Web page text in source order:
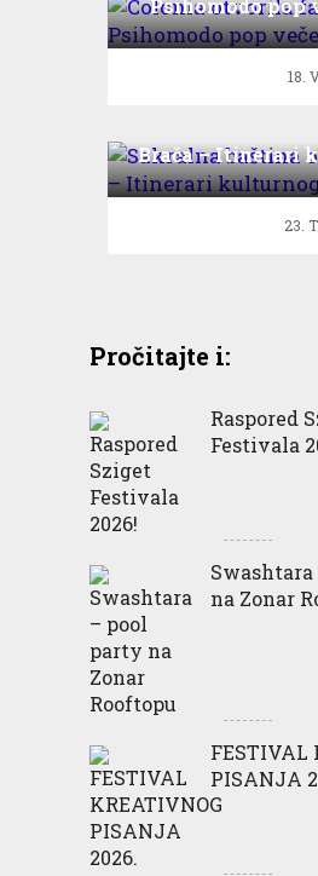
Psihomodo pop
18.
Brača – Itinerari
turizma
23.
Pročitajte i:
Raspored
Festivala
na Zonar
FESTIVAL
PISANJA